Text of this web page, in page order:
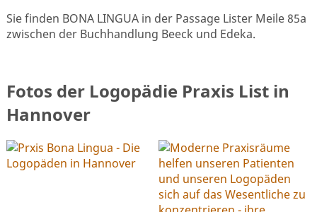
Sie finden BONA LINGUA in der Passage Lister Meile 85a
zwischen der Buchhandlung Beeck und Edeka.
Fotos der Logopädie Praxis List in
Hannover